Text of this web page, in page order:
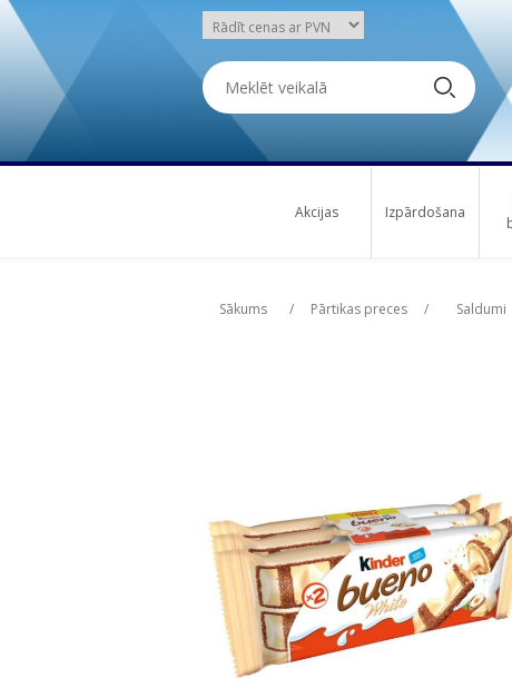
Akcijas Izpārdošana
Sākums / Pārtikas preces / Saldumi